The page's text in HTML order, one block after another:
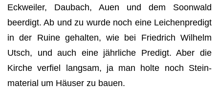
Eckweiler, Daubach, Auen und dem Soonwald
beerdigt. Ab und zu wurde noch eine Leichenpredigt
in der Ruine gehalten, wie bei Friedrich Wilhelm
Utsch, und auch eine jährliche Predigt. Aber die
Kirche verfiel langsam, ja man holte noch Stein­
material um Häuser zu bauen.